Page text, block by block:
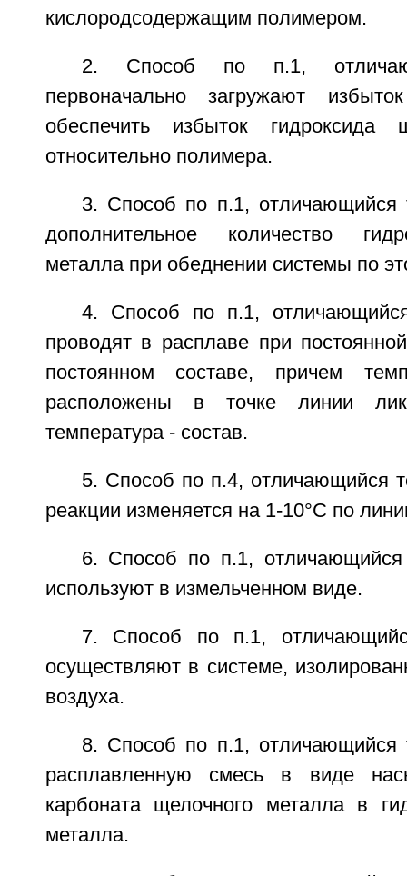
кислородсодержащим полимером.
2. Способ по п.1,
первоначально загружают
обеспечить избыток гидроксида
относительно полимера.
3. Способ по п.1, отличающийся
дополнительное количество
металла при обеднении системы по
4. Способ по п.1,
проводят в расплаве при
постоянном составе, причем
расположены в точке линии
температура - состав.
5. Способ по п.4, отличающийся
реакции изменяется на 1-10°С по
6. Способ по п.1,
используют в измельченном виде.
7. Способ по п.1,
осуществляют в системе,
воздуха.
8. Способ по п.1, отличающийся
расплавленную смесь в виде
карбоната щелочного металла в
металла.